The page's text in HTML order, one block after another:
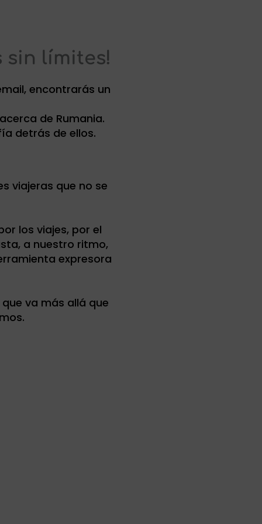
sin límites!
encontrarás un
de Rumania.
detrás de ellos.
viajeras que no se
los viajes, por el
a nuestro ritmo,
expresora
va más allá que